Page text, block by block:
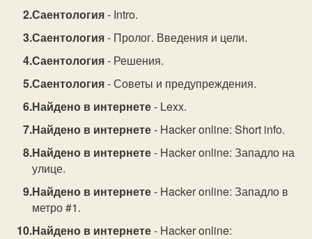
Саентология- Intro.
Саентология- Пролог. Введения и цели.
Саентология- Решения.
Саентология- Советы и предупреждения.
Найдено в интернете- Lexx.
Найдено в интернете- Hacker online: Short info.
Найдено в интернете- Hacker online: Западло на
улице.
Найдено в интернете- Hacker online: Западло в
метро #1.
Найдено в интернете- Hacker online: